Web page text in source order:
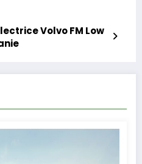
Volvo FM Low